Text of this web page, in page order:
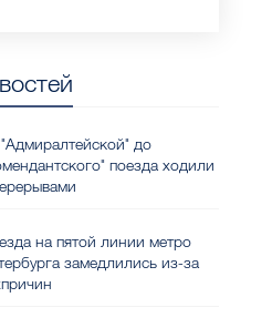
до
поезда ходили
на пятой линии метро
замедлились из-за